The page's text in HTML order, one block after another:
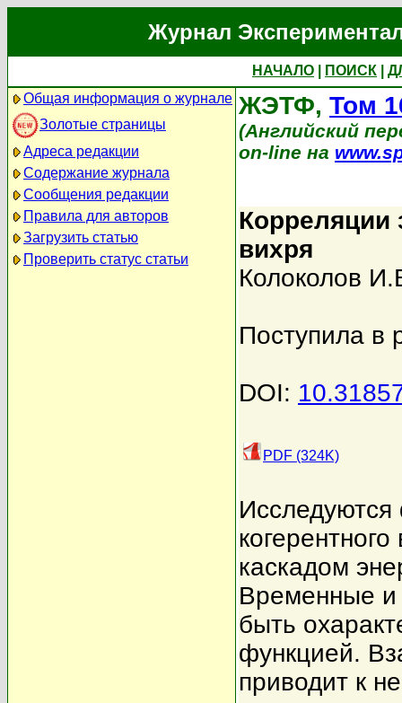
Журнал
НАЧАЛО ПОИСК
Общая информация о журнале
Золотые страницы
Адреса редакции
Содержание журнала
Сообщения редакции
Правила для авторов
Загрузить статью
Проверить статус статьи
ЖЭТФ, Том
(Английский
on-line на
Корреляции
вихря
Колоколов
Поступила в
DOI:
PDF (324K)
Исследуются
каскадом
Временные и
быть
функцией.
приводит к